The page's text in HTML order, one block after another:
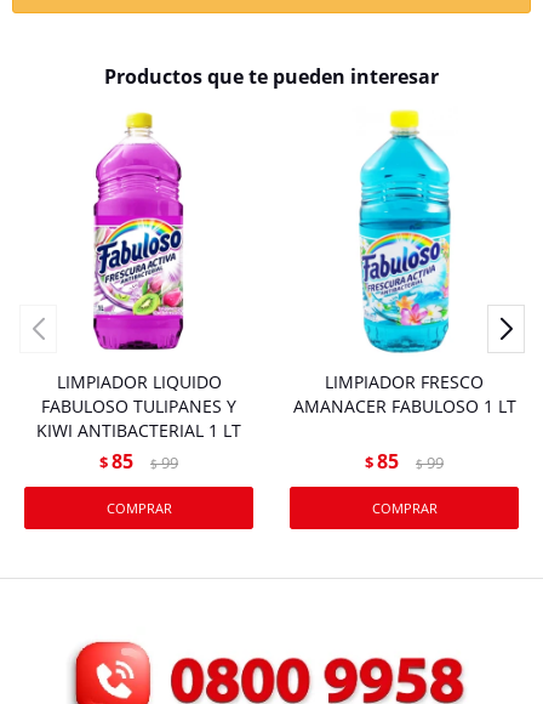
Productos que te pueden interesar
LIMPIADOR LIQUIDO
FABULOSO TULIPANES Y
KIWI ANTIBACTERIAL 1 LT
$85 $ 99
LIMPIADOR FRESCO
AMANACER FABULOSO 1 LT
$85 $ 99